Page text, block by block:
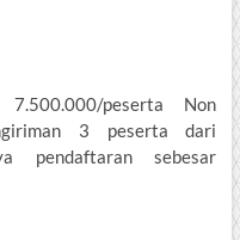
peserta Non
3 peserta dari
pendaftaran sebesar